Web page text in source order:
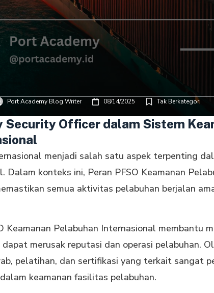
Port Academy Blog Writer 08/14/2025 Tak Berkategori
Security Officer dalam Sistem
menjadi salah satu aspek terpenting
Dalam konteks ini, Peran PFSO Keamanan
semua aktivitas pelabuhan berjalan
Keamanan Pelabuhan Internasional membantu
merusak reputasi dan operasi pelabuhan.
pelatihan, dan sertifikasi yang terkait sangat
keamanan fasilitas pelabuhan.